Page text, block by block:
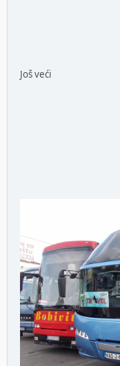
Još veći